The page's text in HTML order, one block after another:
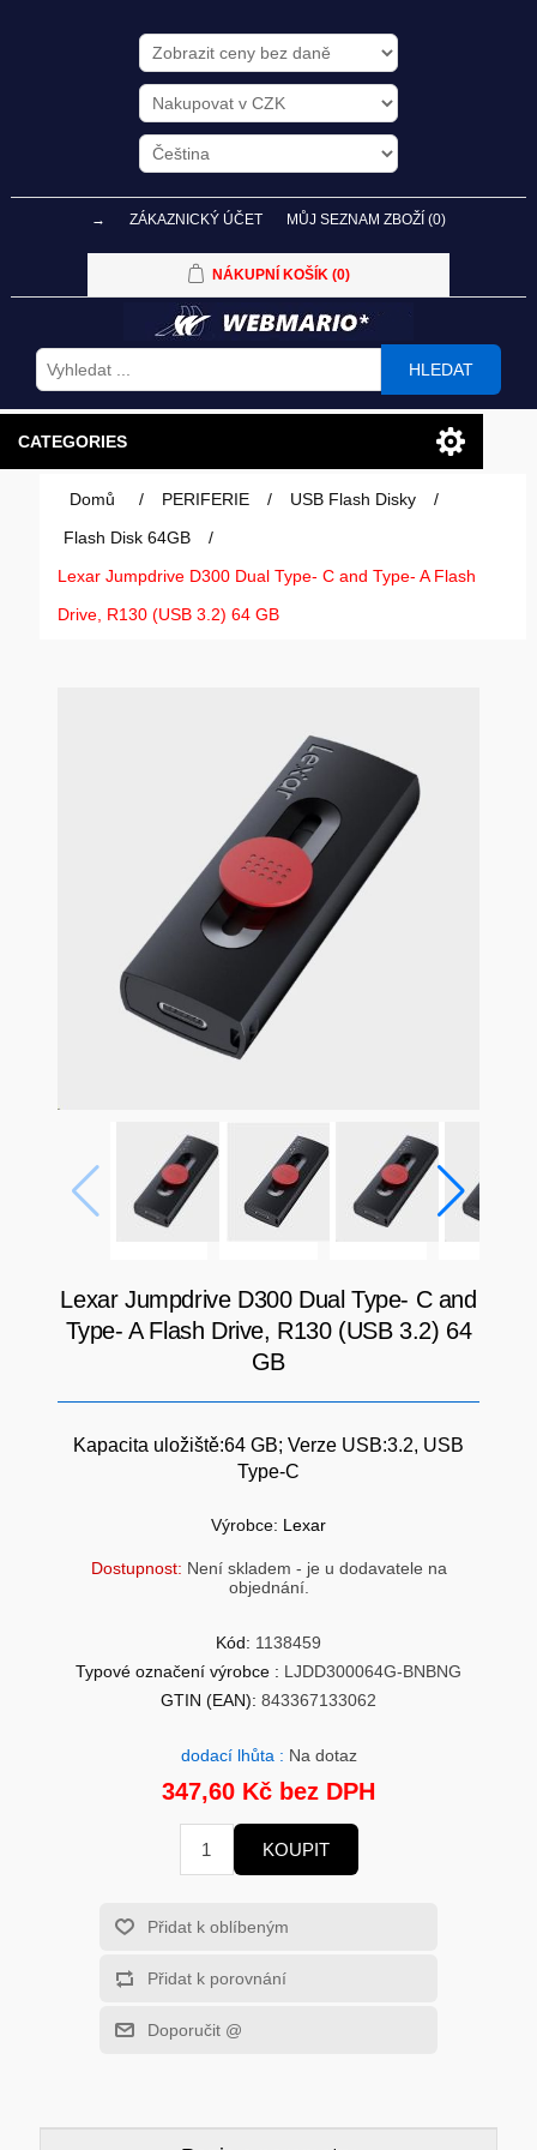
→ ZÁKAZNICKÝ ÚČET MŮJ SEZNAM ZBOŽÍ (0)
NÁKUPNÍ KOŠÍK (0)
HLEDAT
CATEGORIES
PC SESTAVY
AI PC STANICE
AI ROBOTIZACE
PRACOVNÍ STANICE
GAMING
HERNÍ NTB
HERNÍ HEADSETY
GRAFICKÉ KARTY
ZÁKLADNÍ DESKY - INTEL
PROCESORY - INTEL
ZÁKLADNÍ DESKY - AMD
AI ENTERPRISE
ZABEZPEČENÍ
MS WINDOWS
KLÁVESNICE A MYŠI
FLASH KARTY
USB Flash Disky
ZÁRUKY - SLUŽBY
KONFERENČNÍ SYSTÉMY
PREZENTÉRY
INTERAKTIVNÍ HRAČKY
SOLÁRNÍ PANELY
MĚŘÍCÍ PŘÍSTROJE
ROUTERY
VYSAVAČE
NOVINKY
Domů / PERIFERIE / USB Flash Disky
/
Flash Disk 64GB
/
Lexar Jumpdrive D300 Dual Type- C and Type- A Flash
Drive, R130 (USB 3.2) 64 GB
Lexar Jumpdrive D300 Dual Type- C and
Type- A Flash Drive, R130 (USB 3.2) 64
GB
Kapacita uložiště:64 GB; Verze USB:3.2, USB
Type-C
Výrobce: Lexar
Dostupnost: Není skladem - je u dodavatele na
objednání.
Kód: 1138459
Typové označení výrobce : LJDD300064G-BNBNG
GTIN (EAN): 843367133062
dodací lhůta : Na dotaz
347,60 Kč bez DPH
KOUPIT
Přidat k oblíbeným
Přidat k porovnání
Doporučit @